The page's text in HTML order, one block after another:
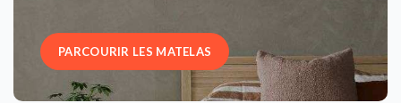
PARCOURIR LES MATELAS